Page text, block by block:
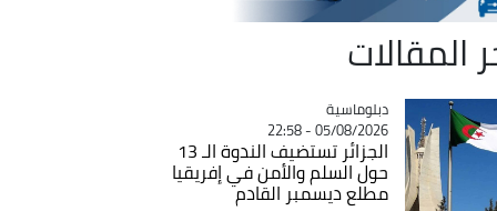
المقالات
Catégorie
دبلوماسية
05/08/2026 - 22:58
الجزائر تستضيف الندوة الـ 13
حول السلم والأمن في إفريقيا
مطلع ديسمبر القادم